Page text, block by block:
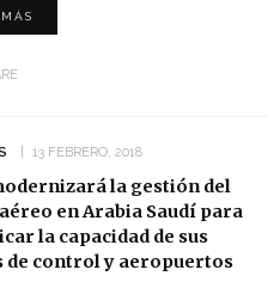
13 FEBRERO, 2018
la gestión del
en Arabia Saudí para
la capacidad de sus
de control y aeropuertos